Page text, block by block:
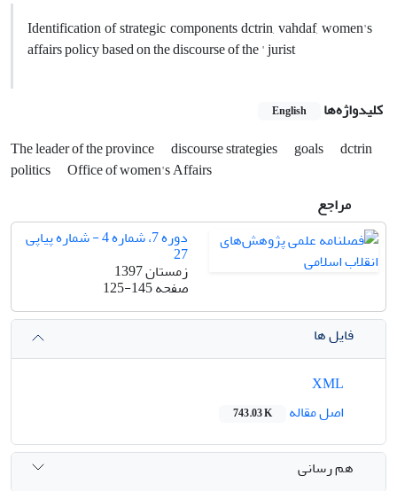
Identification of strategic components dctrin, vahdaf, women's
affairs policy based on the discourse of the ' jurist
کلیدواژه‌ها English
The leader of the province discourse strategies goals
dctrin
politics
Office of women's Affairs
مراجع
دوره 7، شماره 4 - شماره پیاپی
27
زمستان 1397
صفحه125-145
فایل ها
اصل مقاله
743.03 K
هم رسانی